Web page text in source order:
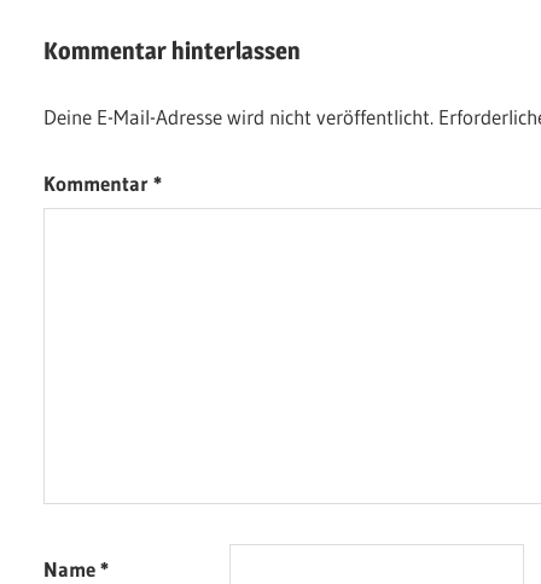
Kommentar hinterlassen
Deine E-Mail-Adresse wird nicht veröffentlicht.
Kommentar*
Name*